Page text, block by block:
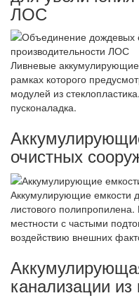
ЛОС
Ливневые
рамках которого
модулей из
пусконаладка.
очистных
Аккумулирующие емкости
листового
местности с частыми
воздействию внешних
канализации